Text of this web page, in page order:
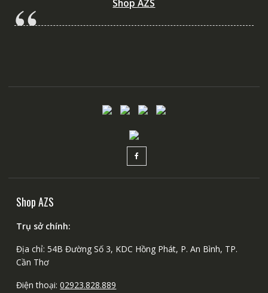
Shop AZS
Shop AZS
Trụ sở chính:
Địa chỉ: 54B Đường Số 3, KDC Hồng Phát, P. An Bình, TP.
Cần Thơ
Điện thoại:02923.828.889